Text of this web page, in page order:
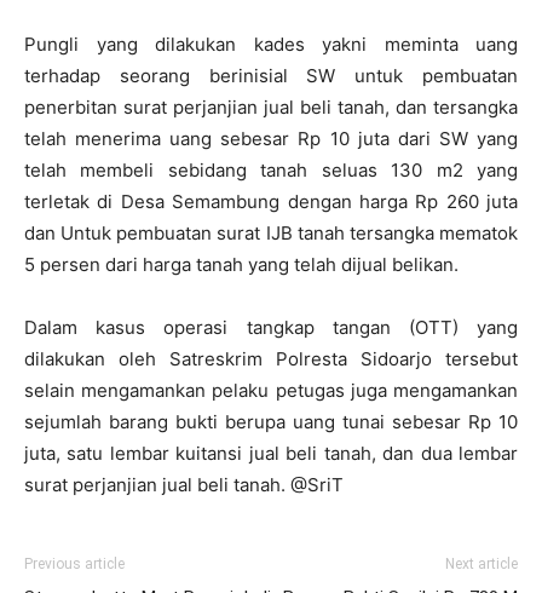
Pungli yang dilakukan kades yakni meminta uang
terhadap seorang berinisial SW untuk pembuatan
penerbitan surat perjanjian jual beli tanah, dan tersangka
telah menerima uang sebesar Rp 10 juta dari SW yang
telah membeli sebidang tanah seluas 130 m2 yang
terletak di Desa Semambung dengan harga Rp 260 juta
dan Untuk pembuatan surat IJB tanah tersangka mematok
5 persen dari harga tanah yang telah dijual belikan.
Dalam kasus operasi tangkap tangan (OTT) yang
dilakukan oleh Satreskrim Polresta Sidoarjo tersebut
selain mengamankan pelaku petugas juga mengamankan
sejumlah barang bukti berupa uang tunai sebesar Rp 10
juta, satu lembar kuitansi jual beli tanah, dan dua lembar
surat perjanjian jual beli tanah. @SriT
Previous article Next article